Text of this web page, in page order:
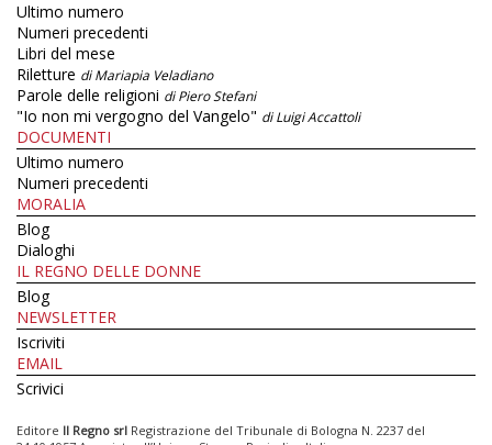
Ultimo numero
Numeri precedenti
Libri del mese
Riletture di Mariapia Veladiano
Parole delle religioni di Piero Stefani
"Io non mi vergogno del Vangelo" di Luigi Accattoli
DOCUMENTI
Ultimo numero
Numeri precedenti
MORALIA
Blog
Dialoghi
IL REGNO DELLE DONNE
Blog
NEWSLETTER
Iscriviti
EMAIL
Scrivici
Editore Il Regno srl Registrazione del Tribunale di Bologna N. 2237 del